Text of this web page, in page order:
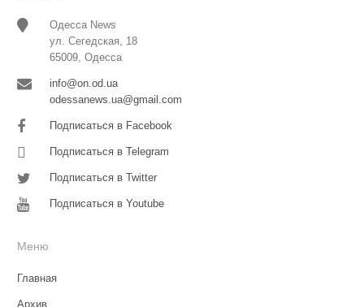
Одесса News
ул. Сегедская, 18
65009, Одесса
info@on.od.ua
odessanews.ua@gmail.com
Подписаться в Facebook
Подписаться в Telegram
Подписаться в Twitter
Подписаться в Youtube
Меню
Главная
Архив